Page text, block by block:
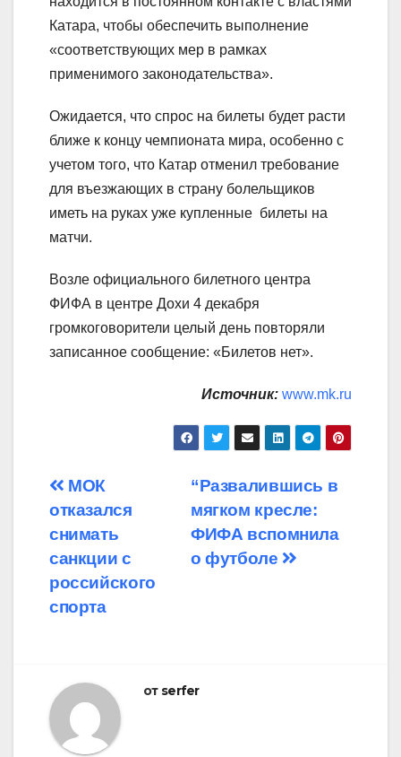
Катара, чтобы обеспечить выполнение
«соответствующих мер в рамках
применимого законодательства».
Ожидается, что спрос на билеты будет расти
ближе к концу чемпионата мира, особенно с
учетом того, что Катар отменил требование
для въезжающих в страну болельщиков
иметь на руках уже купленные билеты на
матчи.
Возле официального билетного центра
ФИФА в центре Дохи 4 декабря
громкоговорители целый день повторяли
записанное сообщение: «Билетов нет».
Источник: www.mk.ru
Навигация
по
записям
“Развалившись в
мягком кресле:
ФИФА вспомнила
о футболе
МОК
отказался
снимать
санкции с
российского
спорта
от serfer